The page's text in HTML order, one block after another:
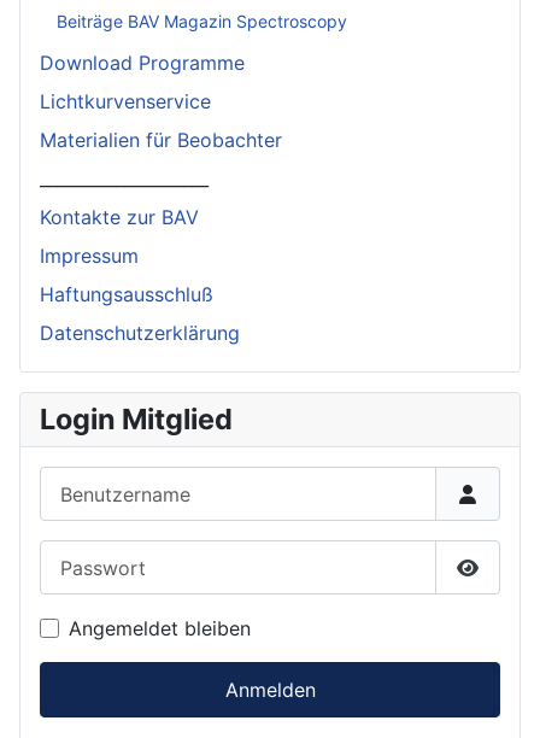
Beiträge BAV Magazin Spectroscopy
Download Programme
Lichtkurvenservice
Materialien für Beobachter
Kontakte zur BAV
Impressum
Haftungsausschluß
Datenschutzerklärung
Login Mitglied
Angemeldet bleiben
Anmelden